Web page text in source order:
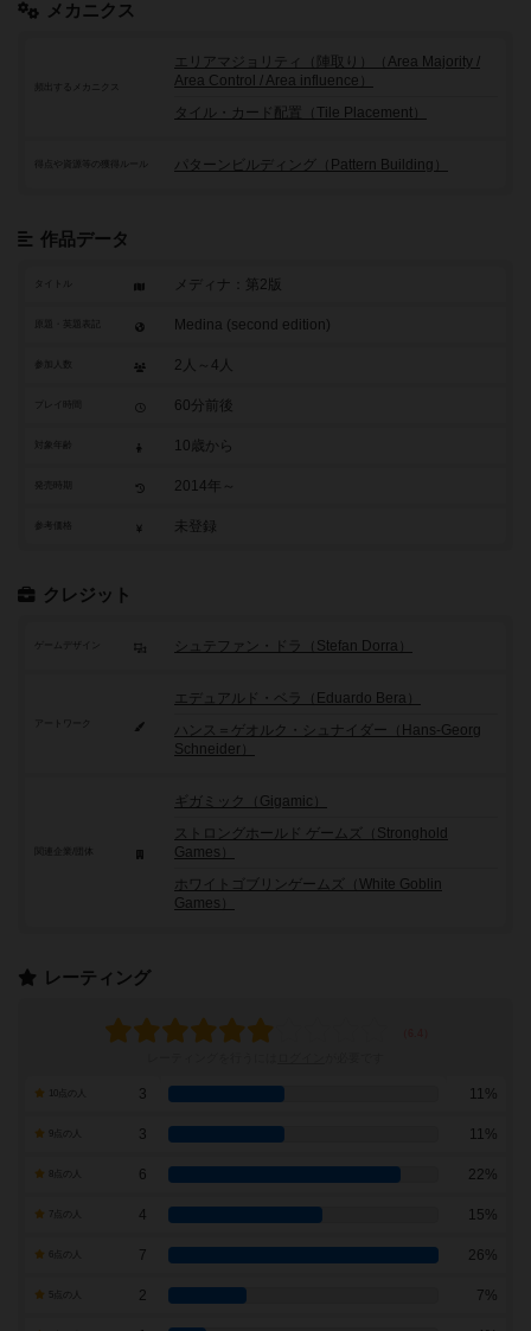
メカニクス
頻出するメカニクス
エリアマジョリティ（陣取り）（Area Majority /
Area Control / Area influence）
タイル・カード配置（Tile Placement）
パターンビルディング（Pattern Building）
作品データ
タイトル メディナ：第2版
Medina (second edition)
参加人数 2人～4人
60分前後
10歳から
2014年～
参考価格 未登録
クレジット
ゲームデザイン シュテファン・ドラ（Stefan Dorra）
アートワーク
エデュアルド・ベラ（Eduardo Bera）
ハンス＝ゲオルク・シュナイダー（Hans-Georg
Schneider）
ギガミック（Gigamic）
ストロングホールド ゲームズ（Stronghold
Games）
ホワイトゴブリンゲームズ（White Goblin
Games）
レーティング
3 11%
3 11%
6 22%
7点の人 4 15%
7 26%
2 7%